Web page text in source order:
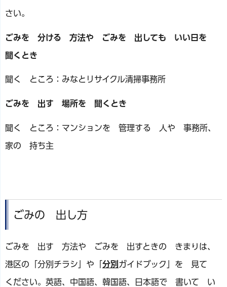
さい。
ごみを 分ける 方法や ごみを 出しても いい日を
聞くとき
聞く ところ：みなとリサイクル清掃事務所
ごみを 出す 場所を 聞くとき
聞く ところ：マンションを 管理する 人や 事務所、
家の 持ち主
ごみの 出し方
ごみを 出す 方法や ごみを 出すときの きまりは、
港区の「分別チラシ」や「 分別 ガイドブック」を 見て
ください。英語、中国語、韓国語、日本語で 書いて い